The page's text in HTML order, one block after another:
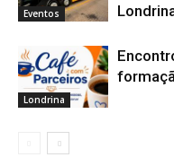
Eventos
Londrina